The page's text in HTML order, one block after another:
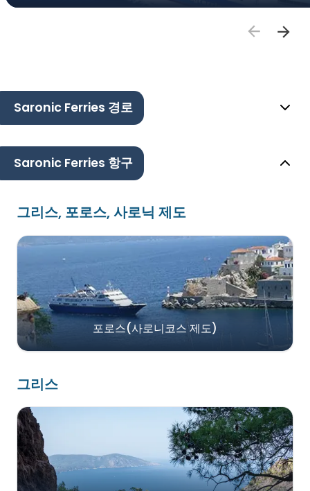
Saronic Ferries 경로
Saronic Ferries 항구
그리스, 포로스, 사로닉 제도
포로스(사로니코스 제도)
그리스